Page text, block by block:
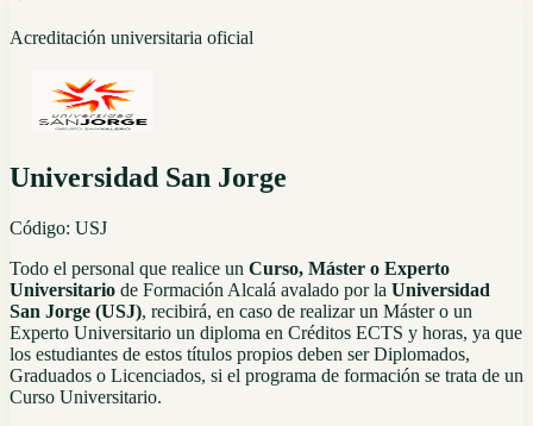
Acreditación universitaria oficial
Universidad San Jorge
Código: USJ
Todo el personal que realice un Curso, Máster o Experto
Universitario de Formación Alcalá avalado por la Universidad
San Jorge (USJ), recibirá, en caso de realizar un Máster o un
Experto Universitario un diploma en Créditos ECTS y horas, ya que
los estudiantes de estos títulos propios deben ser Diplomados,
Graduados o Licenciados, si el programa de formación se trata de un
Curso Universitario.